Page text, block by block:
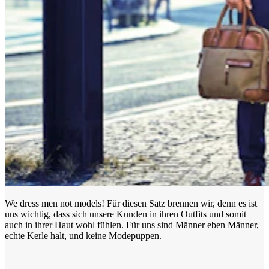
We dress men not models! Für diesen Satz brennen wir, denn es ist
uns wichtig, dass sich unsere Kunden in ihren Outfits und somit
auch in ihrer Haut wohl fühlen. Für uns sind Männer eben Männer,
echte Kerle halt, und keine Modepuppen.